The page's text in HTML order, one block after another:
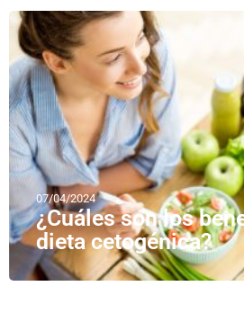
07/04/2024
¿Cuáles son los
dieta cetogénica?